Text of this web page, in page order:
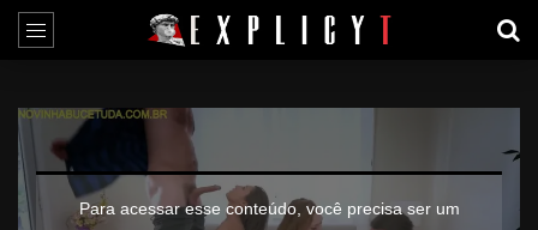
Para acessar esse conteúdo, você precisa ser um